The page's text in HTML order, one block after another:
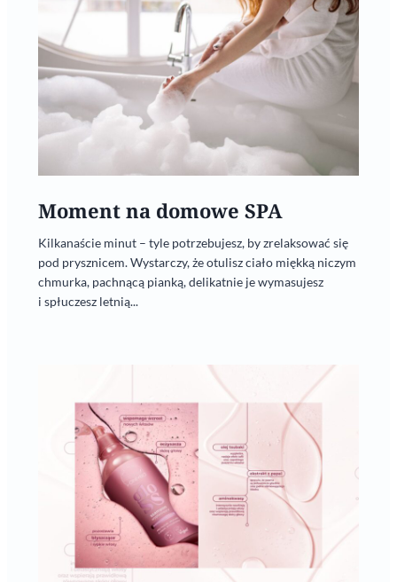
Moment na domowe SPA
Kilkanaście minut – tyle potrzebujesz, by zrelaksować się
pod prysznicem. Wystarczy, że otulisz ciało miękką niczym
chmurka, pachnącą pianką, delikatnie je wymasujesz
i spłuczesz letnią...